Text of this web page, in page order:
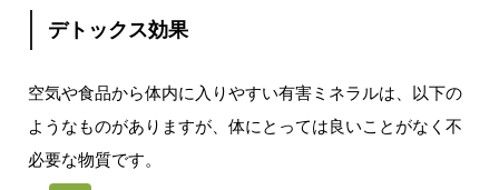
デトックス効果
空気や食品から体内に入りやすい有害ミネラルは、以下の
ようなものがありますが、体にとっては良いことがなく不
必要な物質です。